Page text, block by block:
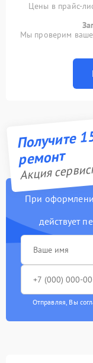
Цены в прайс-
Мы проверим ваше
Получите
ремонт
Акция
При
действует
Отправляя, Вы